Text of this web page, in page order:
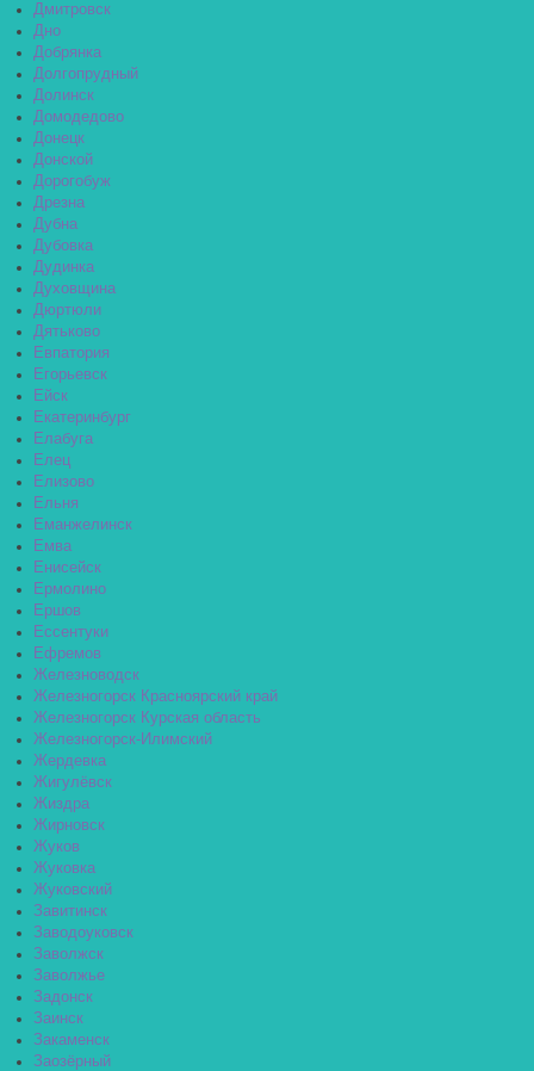
Дмитровск
Дно
Добрянка
Долгопрудный
Долинск
Домодедово
Донецк
Донской
Дорогобуж
Дрезна
Дубна
Дубовка
Дудинка
Духовщина
Дюртюли
Дятьково
Евпатория
Егорьевск
Ейск
Екатеринбург
Елабуга
Елец
Елизово
Ельня
Еманжелинск
Емва
Енисейск
Ермолино
Ершов
Ессентуки
Ефремов
Железноводск
Железногорск Красноярский край
Железногорск Курская область
Железногорск-Илимский
Жердевка
Жигулёвск
Жиздра
Жирновск
Жуков
Жуковка
Жуковский
Завитинск
Заводоуковск
Заволжск
Заволжье
Задонск
Заинск
Закаменск
Заозёрный